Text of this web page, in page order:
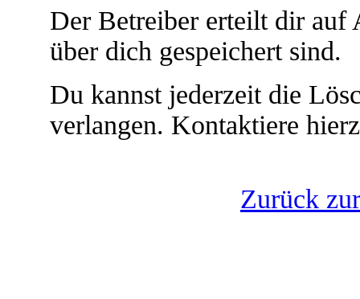
Der Betreiber erteilt dir auf
über dich gespeichert sind.
Du kannst jederzeit die
verlangen. Kontaktiere
Zurück